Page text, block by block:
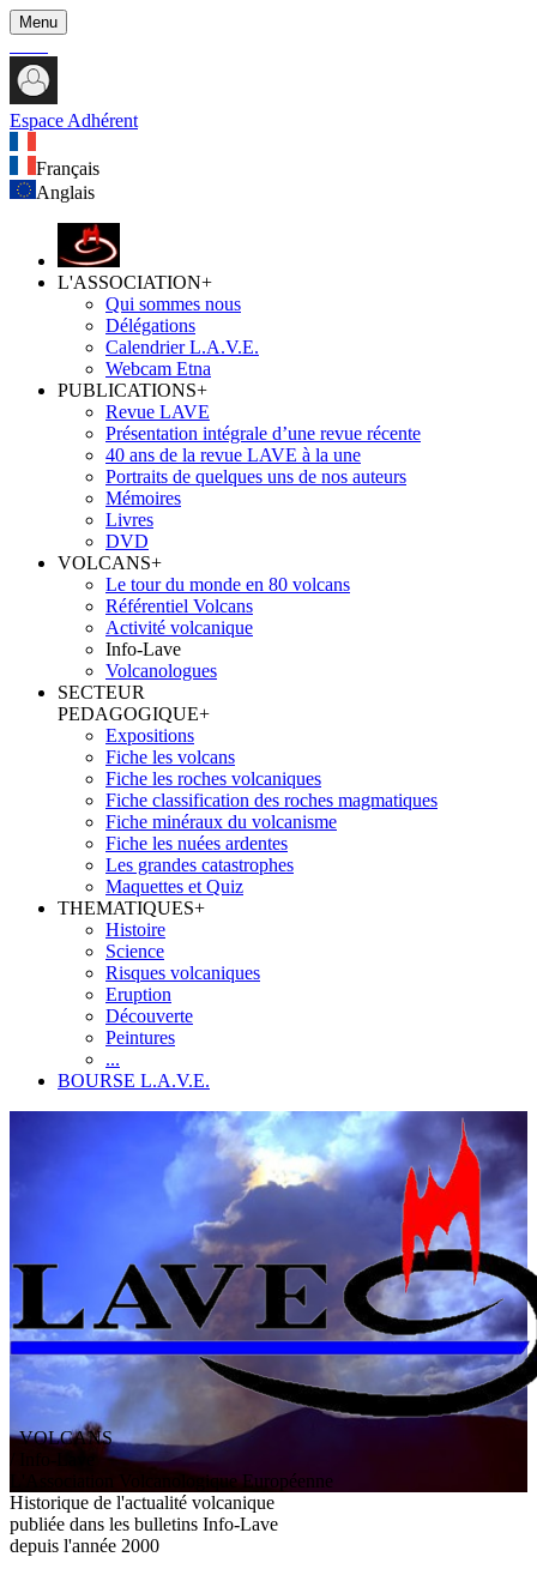
Menu
Espace Adhérent
Français
Anglais
L'ASSOCIATION+
Qui sommes nous
Délégations
Calendrier L.A.V.E.
Webcam Etna
PUBLICATIONS+
Revue LAVE
Présentation intégrale d’une revue récente
40 ans de la revue LAVE à la une
Portraits de quelques uns de nos auteurs
Mémoires
Livres
DVD
VOLCANS+
Le tour du monde en 80 volcans
Référentiel Volcans
Activité volcanique
Info-Lave
Volcanologues
SECTEUR
PEDAGOGIQUE+
Expositions
Fiche les volcans
Fiche les roches volcaniques
Fiche classification des roches magmatiques
Fiche minéraux du volcanisme
Fiche les nuées ardentes
Les grandes catastrophes
Maquettes et Quiz
THEMATIQUES+
Histoire
Science
Risques volcaniques
Eruption
Découverte
Peintures
...
BOURSE L.A.V.E.
VOLCANS
ssociation V olcanologiqueEuropéenne
Historique de l'actualité volcanique
publiée dans les bulletins Info-Lave
depuis l'année 2000